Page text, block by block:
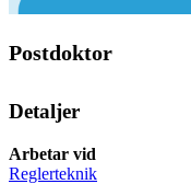
Postdoktor
Detaljer
Arbetar vid
Reglerteknik